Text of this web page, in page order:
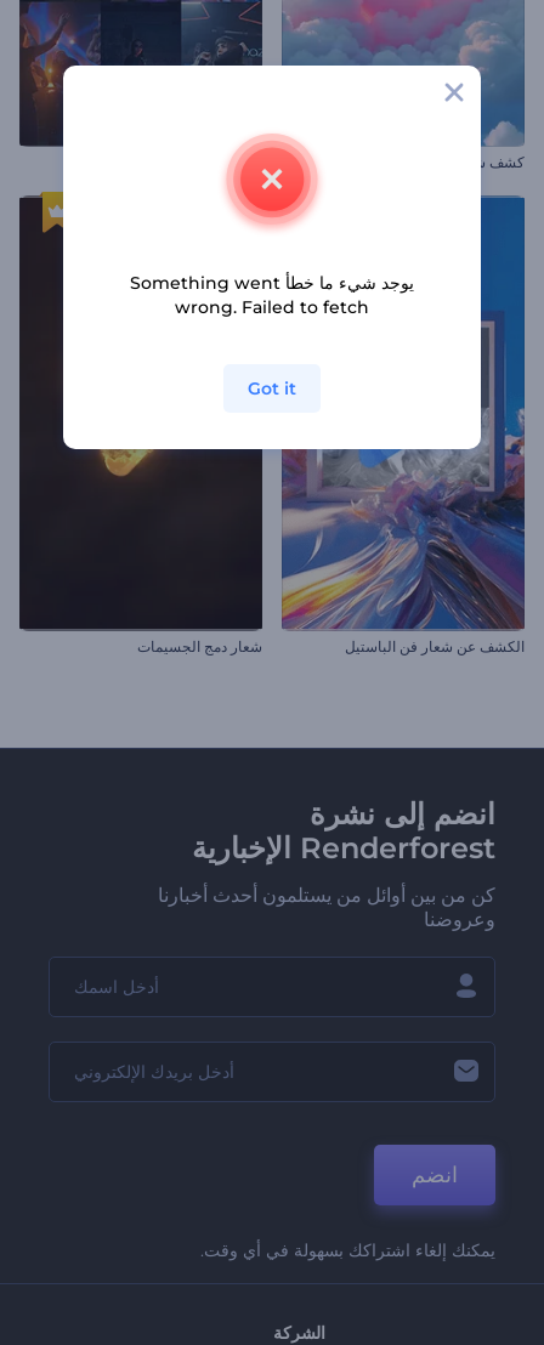
كشف شعار قلوب عيد الحب افتتاحية مناسبة نابضة
الكشف عن شعار فن الباستيل شعار دمج الجسيمات
انضم إلى نشرة
Renderforest الإخبارية
كن من بين أوائل من يستلمون أحدث أخبارنا
وعروضنا
انضم
يمكنك إلغاء اشتراكك بسهولة في أي وقت.
الشركة
يوجد شيء ما خطأ Something went
wrong. Failed to fetch
Got it